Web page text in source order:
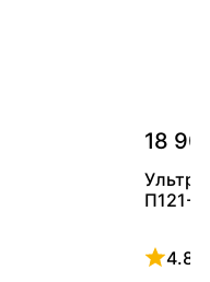
18
П121-
4.8